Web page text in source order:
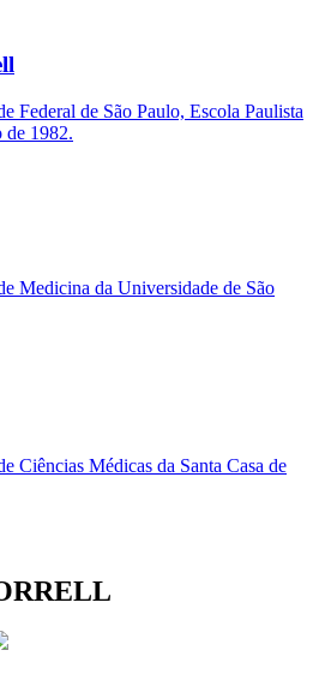
Federal de São Paulo, Escola Paulista
de 1982.
Medicina da Universidade de São
Ciências Médicas da Santa Casa de